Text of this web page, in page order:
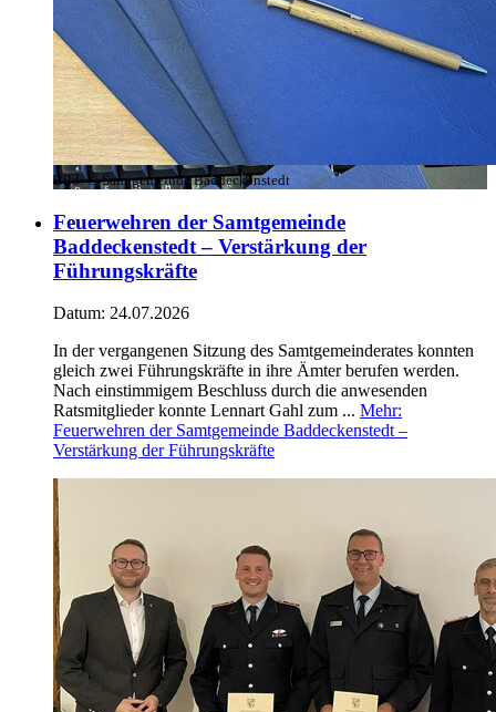
Bild:© Samtgemeinde Baddeckenstedt
Feuerwehren der Samtgemeinde
Baddeckenstedt – Verstärkung der
Führungskräfte
Datum: 24.07.2026
In der vergangenen Sitzung des Samtgemeinderates konnten
gleich zwei Führungskräfte in ihre Ämter berufen werden.
Nach einstimmigem Beschluss durch die anwesenden
Ratsmitglieder konnte Lennart Gahl zum ... Mehr:
Feuerwehren der Samtgemeinde Baddeckenstedt –
Verstärkung der Führungskräfte